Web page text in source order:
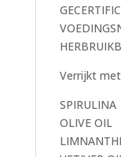
Verrijkt
SPIRULINA
OLIVE OIL